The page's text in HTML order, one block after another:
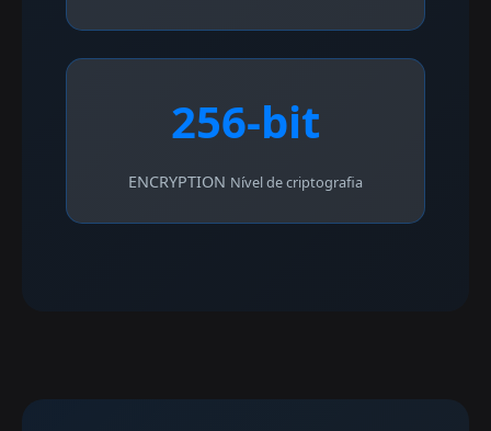
256-bit
ENCRYPTION Nível de criptografia